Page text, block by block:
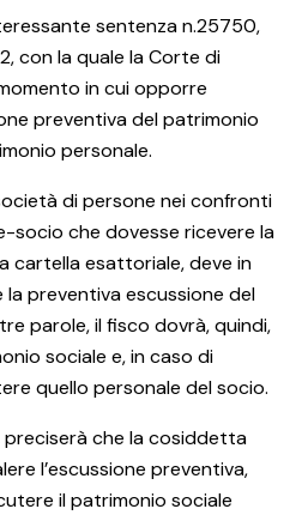
sentenza n.25750,
con la quale la Corte di
in cui opporre
preventiva del patrimonio
personale.
di persone nei confronti
socio che dovesse ricevere la
cartella esattoriale, deve in
preventiva escussione del
parole, il fisco dovrà, quindi,
sociale e, in caso di
quello personale del socio.
che la cosiddetta
l’escussione preventiva,
il patrimonio sociale